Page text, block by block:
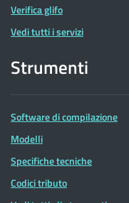
Verifica glifo
Vedi tutti i servizi
Strumenti
Software di compilazione
Modelli
Specifiche tecniche
Codici tributo